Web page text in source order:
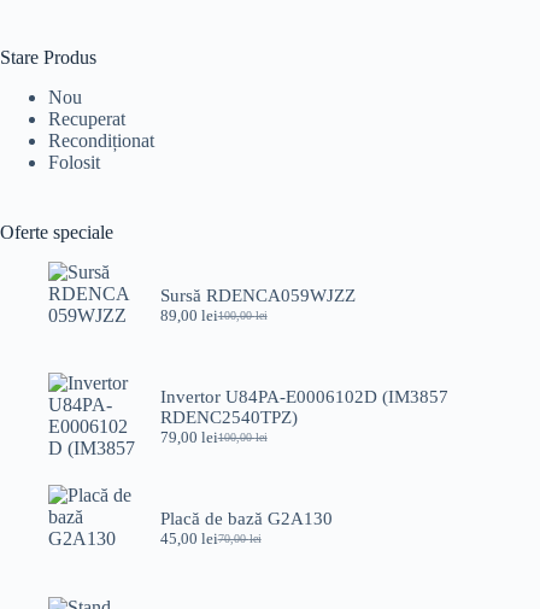
Stare Produs
Nou
Recuperat
Recondiționat
Folosit
Oferte speciale
Sursă RDENCA059WJZZ
100,00lei
Prețul
100,00 lei.
89,00 leiPrețul
Invertor U84PA-E0006102D (IM3857
RDENC2540TPZ)
100,00lei
Prețul
100,00 lei.
79,00 leiPrețul
Placă de bază G2A130
70,00lei
Prețul
45,00 leiPrețul